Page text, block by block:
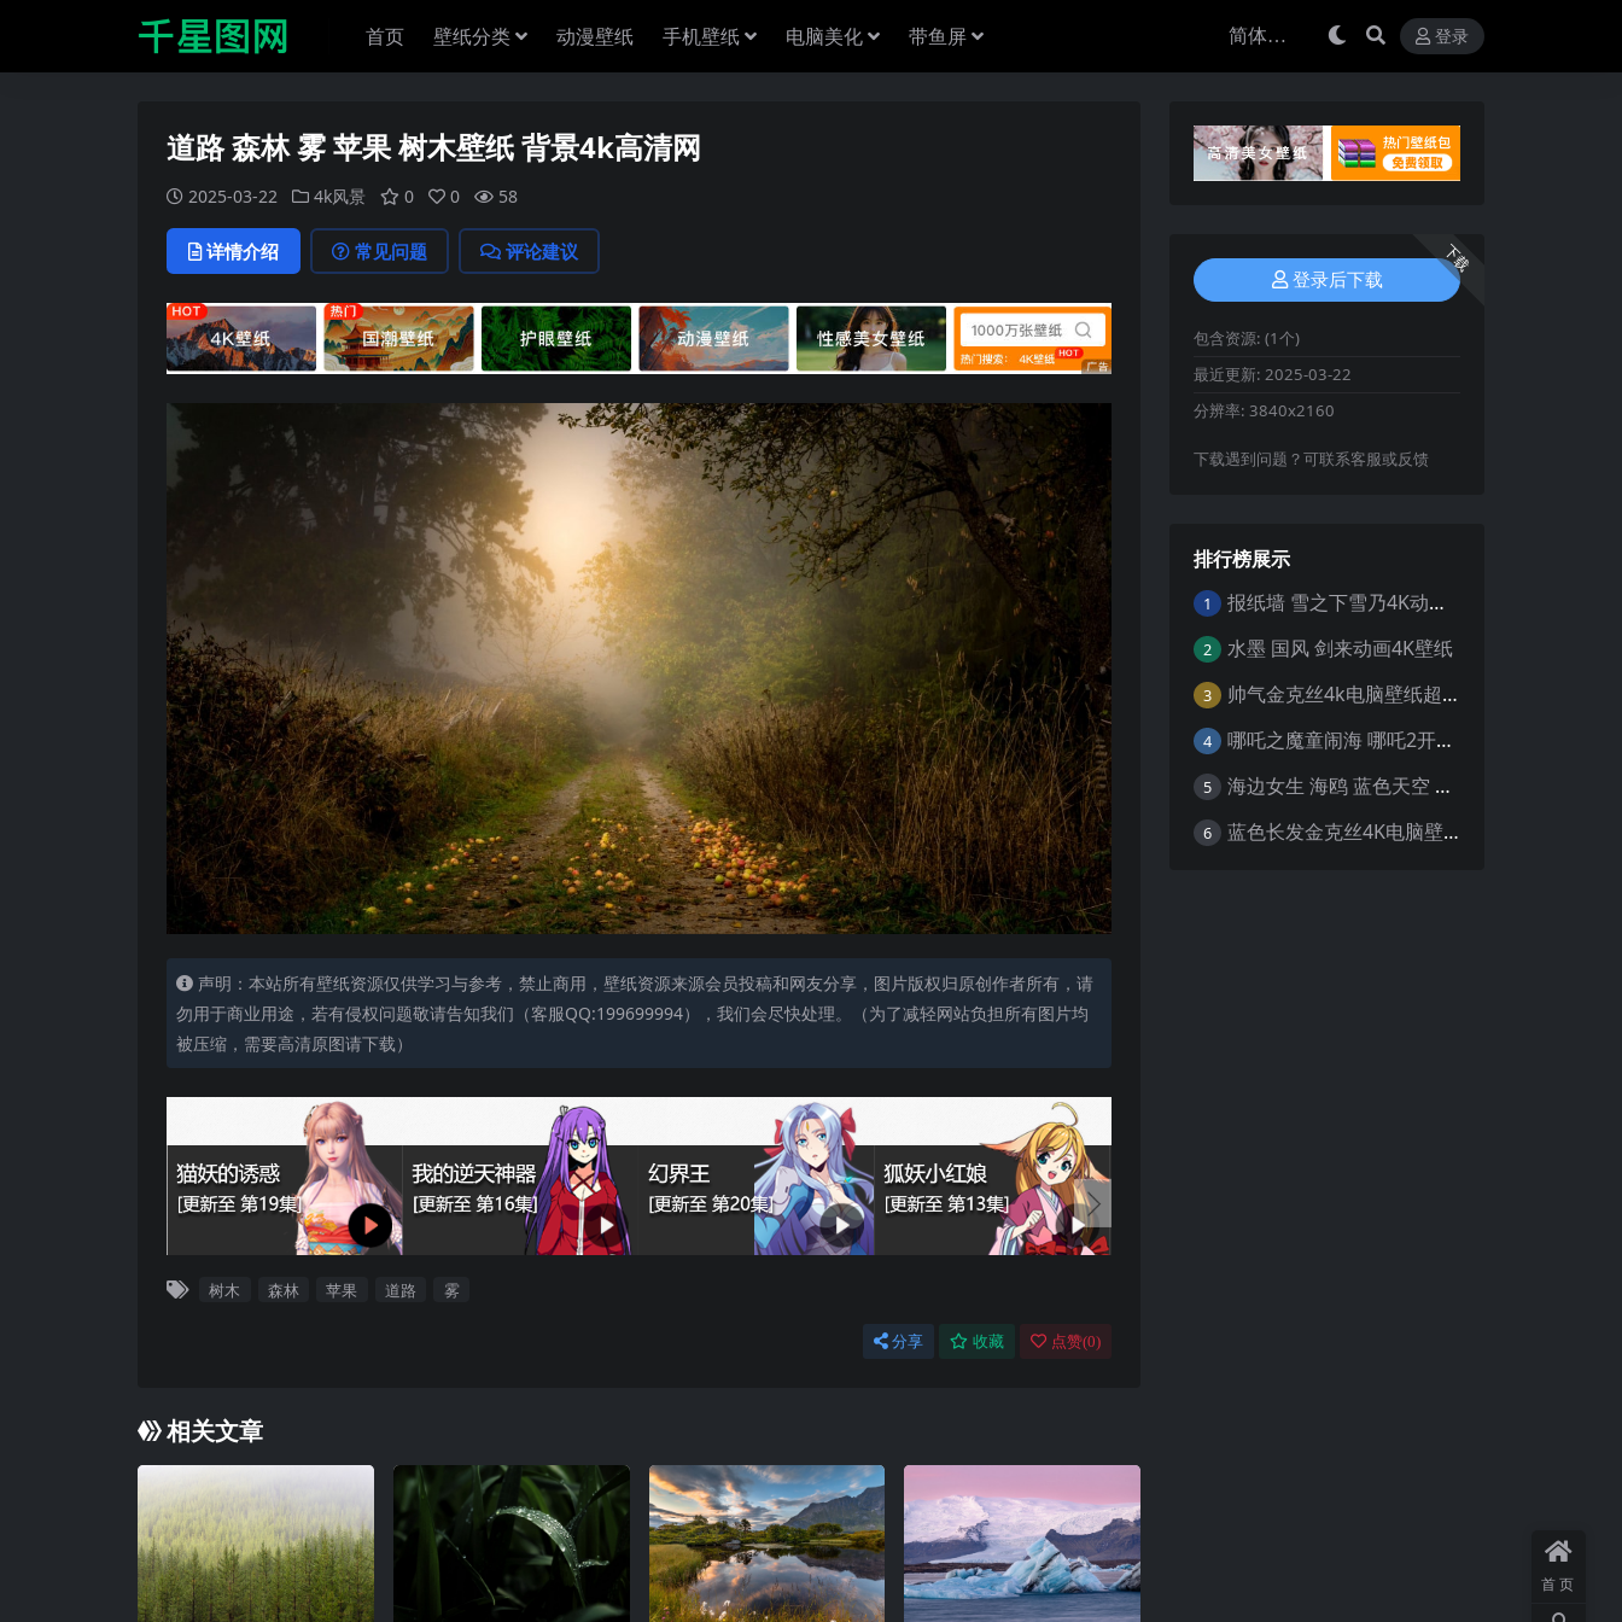
首页 壁纸分类 动漫壁纸 手机壁纸 电脑美化 带鱼屏 登录
道路 森林 雾 苹果 树木壁纸 背景4k高清网
2025-03-22 4k风景 0 0 58
详情介绍 常见问题 评论建议
声明：本站所有壁纸资源仅供学习与参考，禁止商用，壁纸资源来源会员投稿和网友分享，图片版权归原创作者所有，请
勿用于商业用途，若有侵权问题敬请告知我们（客服QQ:199699994），我们会尽快处理。（为了减轻网站负担所有图片均
被压缩，需要高清原图请下载）
树木 森林 苹果 道路 雾
分享 收藏 点赞(0)
相关文章
下载
登录后下载
包含资源: (1个)
最近更新: 2025-03-22
分辨率: 3840x2160
下载遇到问题？可联系客服或反馈
排行榜展示
1 报纸墙 雪之下雪乃4K动漫壁纸
2 水墨 国风 剑来动画4K壁纸
3 帅气金克丝4k电脑壁纸超清
4 哪吒之魔童闹海 哪吒2开场4K壁纸
5 海边女生 海鸥 蓝色天空 4K壁纸
6 蓝色长发金克丝4K电脑壁纸
首页